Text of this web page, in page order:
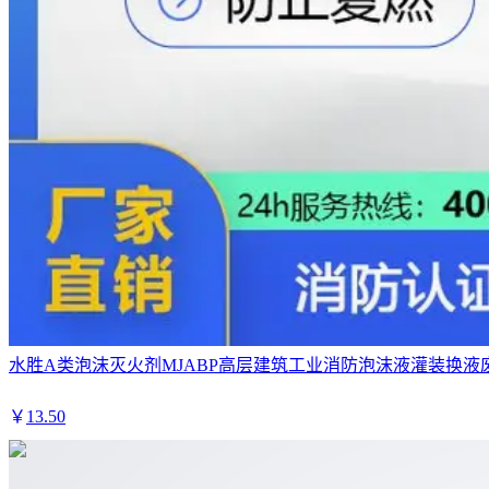
水胜A类泡沫灭火剂MJABP高层建筑工业消防泡沫液灌装换液
￥ 13.50